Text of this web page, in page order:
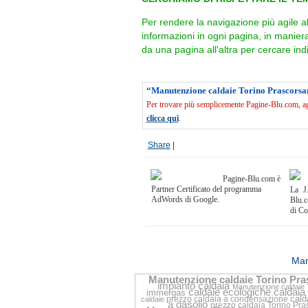
Per rendere la navigazione più agile
informazioni in ogni pagina, in
da una pagina all'altra per cercare
“Manutenzione caldaie Torino
Per trovare più semplicemente Pagine-Blu.com,
clicca qui.
Share
Pagine-Blu.com è
Partner Certificato del programma
AdWords di Google.
La
di
Manutenzione caldaie Torino
impianto caldaiaManutenzione
immergascaldaie ecologiche
caldaie prezzo caldaia a condensazione
a gasolioprezzo caldaia Torino